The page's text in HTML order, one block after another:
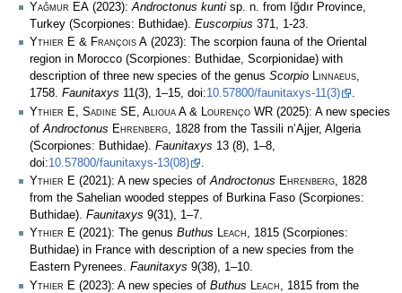
Yağmur EA (2023):Androctonus kunti sp. n. from Iğdır Province,
Turkey (Scorpiones: Buthidae). Euscorpius 371, 1-23.
Ythier E & François A (2023): The scorpion fauna of the Oriental
region in Morocco (Scorpiones: Buthidae, Scorpionidae) with
description of three new species of the genus Scorpio Linnaeus,
1758. Faunitaxys 11(3), 1–15, doi:10.57800/faunitaxys-11(3)
.
Ythier E, Sadine SE, Alioua A & Lourenço WR (2025): A new species
of Androctonus Ehrenberg , 1828 from the Tassili n’Ajjer, Algeria
(Scorpiones: Buthidae). Faunitaxys 13 (8), 1–8,
doi:10.57800/faunitaxys-13(08)
Ythier E (2021): A new species ofAndroctonus Ehrenberg, 1828
from the Sahelian wooded steppes of Burkina Faso (Scorpiones:
Buthidae). Faunitaxys 9(31), 1–7.
Ythier E (2021): The genus Buthus Leach, 1815 (Scorpiones:
Buthidae) in France with description of a new species from the
Eastern Pyrenees. Faunitaxys 9(38), 1–10.
Ythier E (2023): A new species of Buthus Leach , 1815 from the